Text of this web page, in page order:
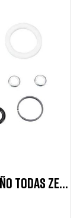
TODAS ZEB